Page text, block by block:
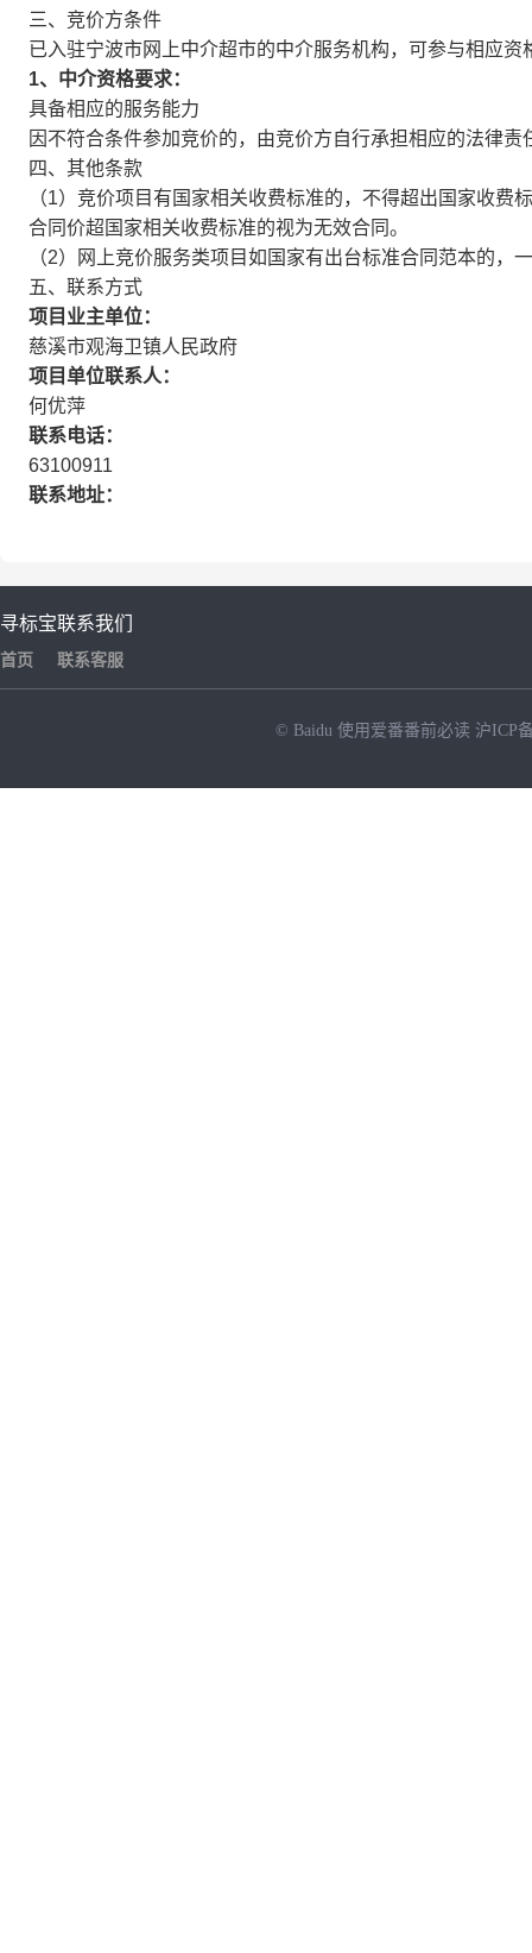
三、竞价方条件
已入驻宁波市网上中介超市的中介服务机构，可参与相应
1、中介资格要求：
具备相应的服务能力
因不符合条件参加竞价的，由竞价方自行承担相应的法律责
四、其他条款
（1）竞价项目有国家相关收费标准的，不得超出国家收
合同价超国家相关收费标准的视为无效合同。
（2）网上竞价服务类项目如国家有出台标准合同范本的，
五、联系方式
项目业主单位：
慈溪市观海卫镇人民政府
项目单位联系人：
何优萍
联系电话：
63100911
联系地址：
寻标宝
首页
联系我们
联系客服
© Baidu 使用爱番番前必读 沪ICP